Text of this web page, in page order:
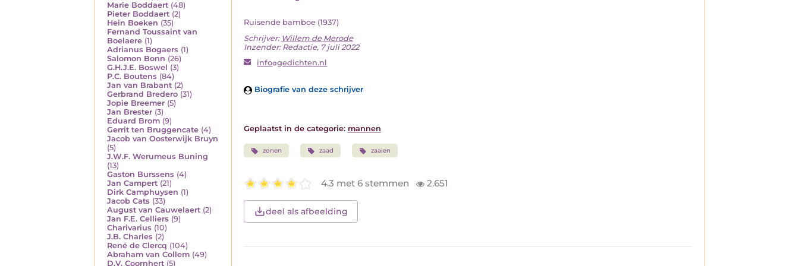
Marie Boddaert (48)
Pieter Boddaert (2)
Hein Boeken (35)
Fernand Toussaint van
Boelaere (1)
Adrianus Bogaers (1)
Salomon Bonn (26)
G.H.J.E. Boswel (3)
P.C. Boutens (84)
Jan van Brabant (2)
Gerbrand Bredero (31)
Jopie Breemer (5)
Jan Brester (3)
Eduard Brom (9)
Gerrit ten Bruggencate (4)
Jacob van Oosterwijk Bruyn
(5)
J.W.F. Werumeus Buning
(13)
Gaston Burssens (4)
Jan Campert (21)
Dirk Camphuysen (1)
Jacob Cats (33)
August van Cauwelaert (2)
Jan F.E. Celliers (9)
Charivarius (10)
J.B. Charles (2)
René de Clercq (104)
Abraham van Collem (49)
D.V. Coornhert (5)
Ruisende bamboe (1937)
Schrijver: Willem de Merode
Inzender: Redactie, 7 juli 2022
info gedichten.nl
Biografie van deze schrijver
Geplaatst in de categorie: mannen
zonen zaad zaaien
4.3 met 6 stemmen 2.651
deel als afbeelding